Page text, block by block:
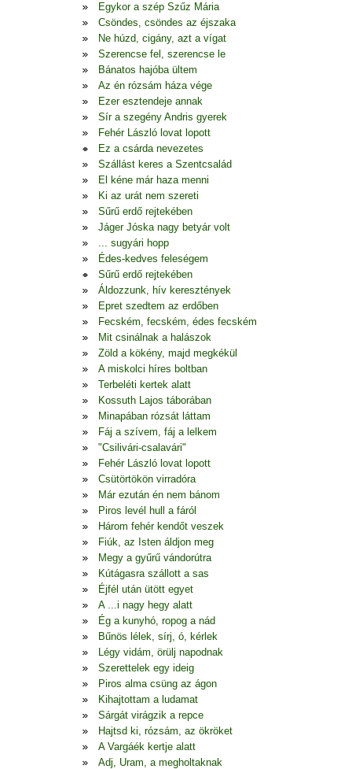
Egykor a szép Szűz Mária
Csöndes, csöndes az éjszaka
Ne húzd, cigány, azt a vígat
Szerencse fel, szerencse le
Bánatos hajóba ültem
Az én rózsám háza vége
Ezer esztendeje annak
Sír a szegény Andris gyerek
Fehér László lovat lopott
Ez a csárda nevezetes
Szállást keres a Szentcsalád
El kéne már haza menni
Ki az urát nem szereti
Sűrű erdő rejtekében
Jáger Jóska nagy betyár volt
... sugyári hopp
Édes-kedves feleségem
Sűrű erdő rejtekében
Áldozzunk, hív keresztények
Epret szedtem az erdőben
Fecském, fecském, édes fecském
Mit csinálnak a halászok
Zöld a kökény, majd megkékül
A miskolci híres boltban
Terbeléti kertek alatt
Kossuth Lajos táborában
Minapában rózsát láttam
Fáj a szívem, fáj a lelkem
"Csilivári-csalavári"
Fehér László lovat lopott
Csütörtökön virradóra
Már ezután én nem bánom
Piros levél hull a fáról
Három fehér kendőt veszek
Fiúk, az Isten áldjon meg
Megy a gyűrű vándorútra
Kútágasra szállott a sas
Éjfél után ütött egyet
A ...i nagy hegy alatt
Ég a kunyhó, ropog a nád
Bűnös lélek, sírj, ó, kérlek
Légy vidám, örülj napodnak
Szerettelek egy ideig
Piros alma csüng az ágon
Kihajtottam a ludamat
Sárgát virágzik a repce
Hajtsd ki, rózsám, az ökröket
A Vargáék kertje alatt
Adj, Uram, a megholtaknak